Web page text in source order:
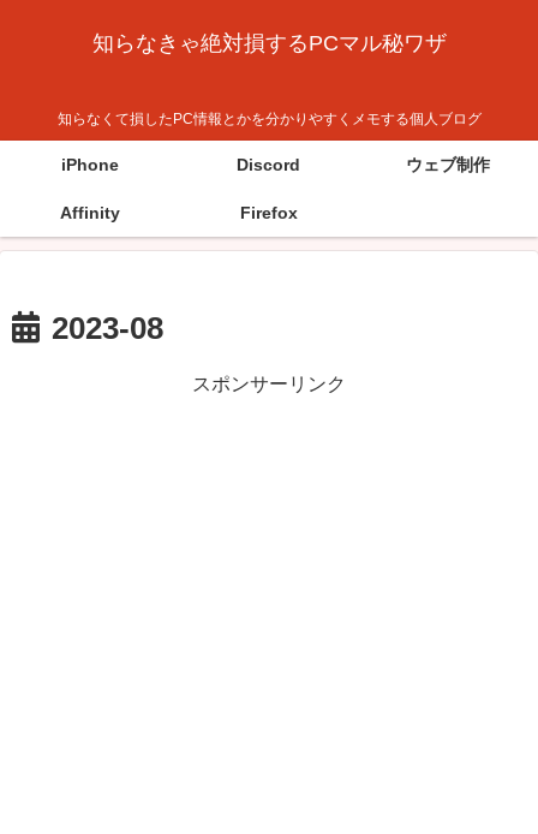
知らなきゃ絶対損するPCマル秘ワザ
知らなくて損したPC情報とかを分かりやすくメモする個人ブログ
iPhone Discord ウェブ制作
Affinity Firefox
2023-08
スポンサーリンク